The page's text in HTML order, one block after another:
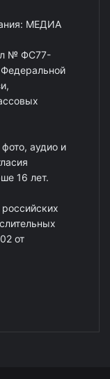
МЕДИА
№ ФС77-
аудио и
16 лет.
от